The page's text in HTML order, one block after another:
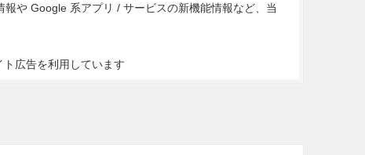
や Google 系アプリ / サービスの新機能情報など、当
広告を利用しています